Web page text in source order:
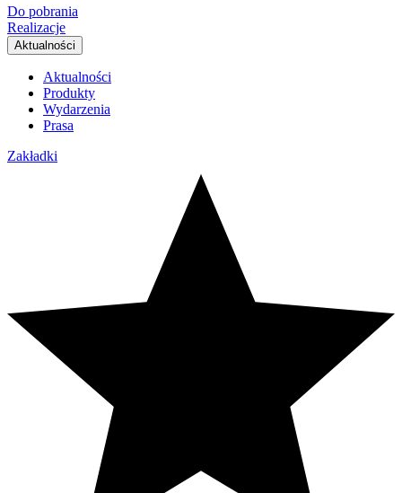
Do pobrania
Realizacje
Aktualności
Aktualności
Produkty
Wydarzenia
Prasa
Zakładki